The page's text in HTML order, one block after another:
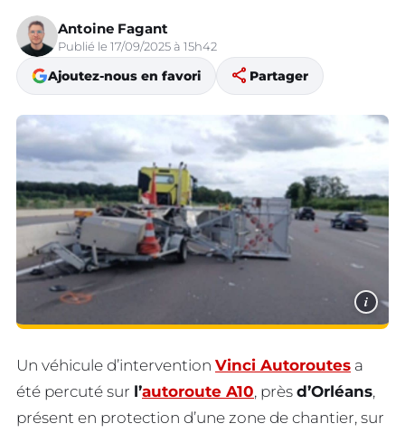
Antoine Fagant
Publié le 17/09/2025 à 15h42
Ajoutez-nous en favori share Partager
i
Un véhicule d’intervention Vinci Autoroutes a
été percuté sur l’autoroute A10, près d’Orléans,
présent en protection d’une zone de chantier, sur